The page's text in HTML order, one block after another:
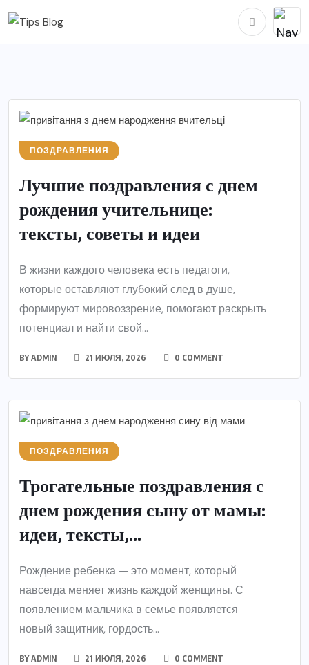
ПОЗДРАВЛЕНИЯ
Лучшие поздравления с днем
рождения учительнице:
тексты, советы и идеи
В жизни каждого человека есть педагоги,
которые оставляют глубокий след в душе,
формируют мировоззрение, помогают раскрыть
потенциал и найти свой...
BYADMIN 21 ИЮЛЯ, 2026 0 COMMENT
ПОЗДРАВЛЕНИЯ
Трогательные поздравления с
днем рождения сыну от мамы:
идеи, тексты,...
Рождение ребенка — это момент, который
навсегда меняет жизнь каждой женщины. С
появлением мальчика в семье появляется
новый защитник, гордость...
BYADMIN 21 ИЮЛЯ, 2026 0 COMMENT